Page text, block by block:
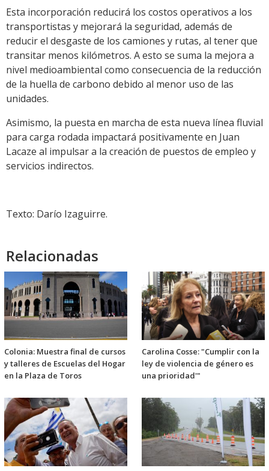
Esta incorporación reducirá los costos operativos a los
transportistas y mejorará la seguridad, además de
reducir el desgaste de los camiones y rutas, al tener que
transitar menos kilómetros. A esto se suma la mejora a
nivel medioambiental como consecuencia de la reducción
de la huella de carbono debido al menor uso de las
unidades.
Asimismo, la puesta en marcha de esta nueva línea fluvial
para carga rodada impactará positivamente en Juan
Lacaze al impulsar a la creación de puestos de empleo y
servicios indirectos.
Texto: Darío Izaguirre.
Relacionadas
Colonia: Muestra final de cursos
y talleres de Escuelas del Hogar
en la Plaza de Toros
Carolina Cosse: "Cumplir con la
ley de violencia de género es
una prioridad'"